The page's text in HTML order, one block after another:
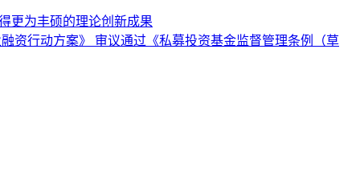
更为丰硕的理论创新成果
资行动方案》 审议通过《私募投资基金监督管理条例（草